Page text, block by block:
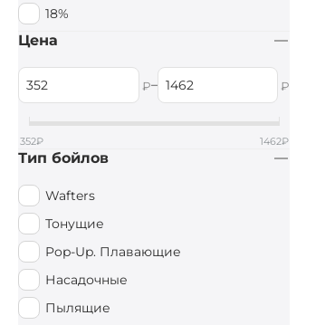
18%
Цена
₽– ₽
352₽ 1462₽
Тип бойлов
Wafters
Тонущие
Pop-Up. Плавающие
Насадочные
Пылящие